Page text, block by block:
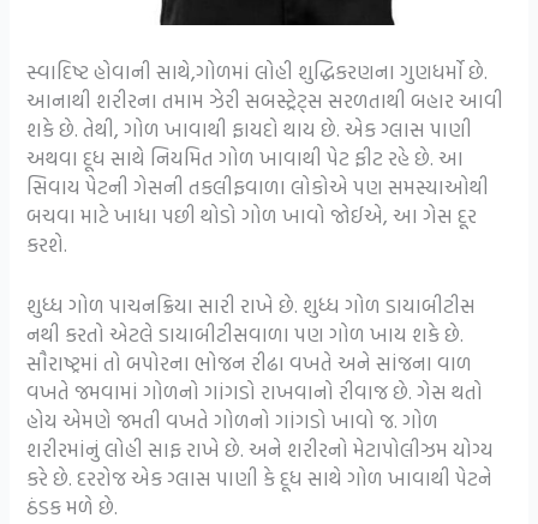
સ્વાદિષ્ટ હોવાની સાથે,ગોળમાં લોહી શુદ્ધિકરણના ગુણધર્મો છે.
આનાથી શરીરના તમામ ઝેરી સબસ્ટ્રેટ્સ સરળતાથી બહાર આવી
શકે છે. તેથી, ગોળ ખાવાથી ફાયદો થાય છે. એક ગ્લાસ પાણી
અથવા દૂધ સાથે નિયમિત ગોળ ખાવાથી પેટ ફીટ રહે છે. આ
સિવાય પેટની ગેસની તકલીફવાળા લોકોએ પણ સમસ્યાઓથી
બચવા માટે ખાધા પછી થોડો ગોળ ખાવો જોઈએ, આ ગેસ દૂર
કરશે.
શુધ્ધ ગોળ પાચનક્રિયા સારી રાખે છે. શુધ્ધ ગોળ ડાયાબીટીસ
નથી કરતો એટલે ડાયાબીટીસવાળા પણ ગોળ ખાય શકે છે.
સૌરાષ્ટ્રમાં તો બપોરના ભોજન રીઢા વખતે અને સાંજના વાળ
વખતે જમવામાં ગોળનો ગાંગડો રાખવાનો રીવાજ છે. ગેસ થતો
હોય એમણે જમતી વખતે ગોળનો ગાંગડો ખાવો જ. ગોળ
શરીરમાંનું લોહી સાફ રાખે છે. અને શરીરનો મેટાપોલીઝમ યોગ્ય
કરે છે. દરરોજ એક ગ્લાસ પાણી કે દૂધ સાથે ગોળ ખાવાથી પેટને
ઠંડક મળે છે.